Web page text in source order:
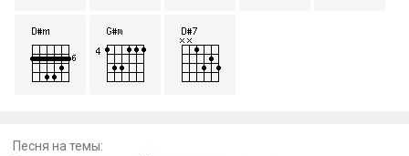
Песня на темы: